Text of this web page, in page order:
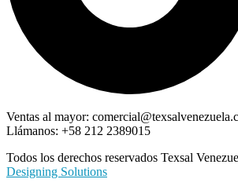
Ventas al mayor:
Llámanos: +58 212 2389015
Todos los derechos reservados Texsal
Designing Solutions